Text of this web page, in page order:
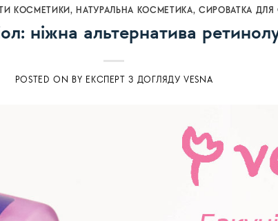
КОСМЕТИКИ , НАТУРАЛЬНА КОСМЕТИКА, СИРОВАТКА ДЛЯ
ніжна альтернатива
POSTED ON BY ЕКСПЕРТ З ДОГЛЯДУ VESNA